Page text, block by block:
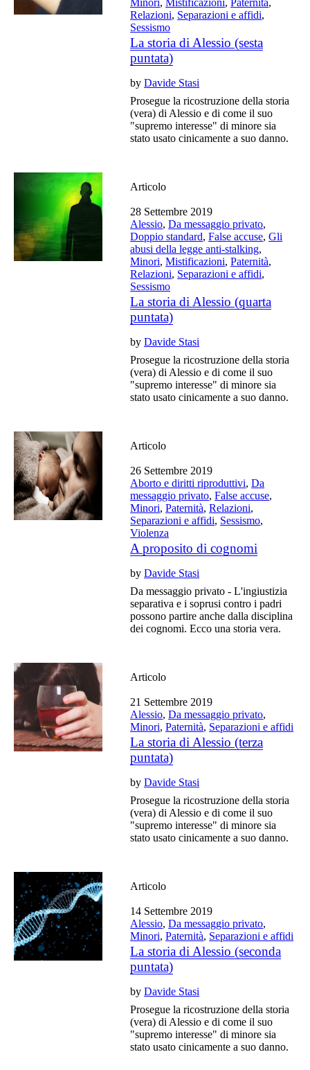
Relazioni, Separazioni e affidi,
Sessismo
La storia di Alessio (sesta
puntata)
byDavide Stasi
Prosegue la ricostruzione della storia
(vera) di Alessio e di come il suo
"supremo interesse" di minore sia
stato usato cinicamente a suo danno.
Articolo
28 Settembre 2019
Alessio,Da messaggio privato,
Doppio standard,False accuse,Gli
abusi della legge anti-stalking,
Minori,Mistificazioni,Paternità,
Relazioni, Separazioni e affidi,
Sessismo
La storia di Alessio (quarta
puntata)
byDavide Stasi
Prosegue la ricostruzione della storia
(vera) di Alessio e di come il suo
"supremo interesse" di minore sia
stato usato cinicamente a suo danno.
Articolo
26 Settembre 2019
Aborto e diritti riproduttivi,Da
messaggio privato,False accuse,
Minori,Paternità,Relazioni,
Separazioni e affidi, Sessismo,
Violenza
A proposito di cognomi
byDavide Stasi
Da messaggio privato - L'ingiustizia
separativa e i soprusi contro i padri
possono partire anche dalla disciplina
dei cognomi. Ecco una storia vera.
Articolo
21 Settembre 2019
Alessio,Da messaggio privato,
Minori,Paternità, Separazioni e affidi
La storia di Alessio (terza
puntata)
byDavide Stasi
Prosegue la ricostruzione della storia
(vera) di Alessio e di come il suo
"supremo interesse" di minore sia
stato usato cinicamente a suo danno.
Articolo
14 Settembre 2019
Alessio,Da messaggio privato,
Minori,Paternità, Separazioni e affidi
La storia di Alessio (seconda
puntata)
byDavide Stasi
Prosegue la ricostruzione della storia
(vera) di Alessio e di come il suo
"supremo interesse" di minore sia
stato usato cinicamente a suo danno.